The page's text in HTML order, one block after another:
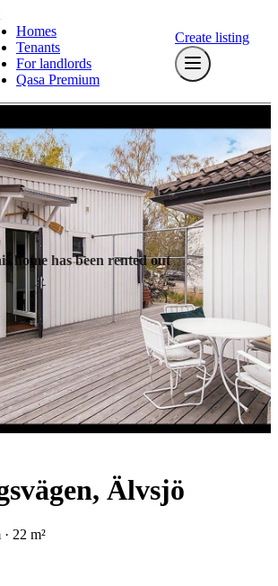
Homes
Tenants
For landlords
Qasa Premium
Create listing
home has been rented out
Älvsjö
22 m²